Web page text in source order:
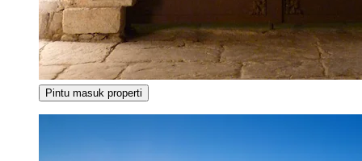
Pintu masuk properti